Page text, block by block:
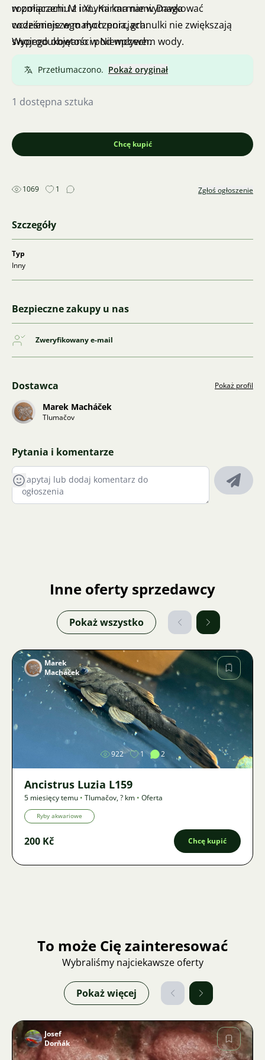
rozmiarach: M i XL. Karma nie wymaga
wcześniejszego moczenia, granulki nie zwiększają
swojego objętości pod wpływem wody.
w połączeniu z innymi karmami. Dawkować
codziennie w małych porcjach.
Wyprodukowano w Niemczech.
Przetłumaczono. Pokaż oryginał
1 dostępna sztuka
Chcę kupić
1069 1 Zgłoś ogłoszenie
Szczegóły
Typ
Inny
Bezpieczne zakupy u nas
Zweryfikowany e-mail
Dostawca Pokaż profil
Marek Macháček
Tlumačov
Pytania i komentarze
Inne oferty sprzedawcy
Pokaż wszystko
Zdjęcie
Marek
Macháček
922 1 2
Ancistrus Luzia L159
5 miesięcy temu • Tlumačov,? km • Oferta
Ryby akwariowe
200 Kč Chcę kupić
To może Cię zainteresować
Wybraliśmy najciekawsze oferty
Pokaż więcej
Josef
Dorňák